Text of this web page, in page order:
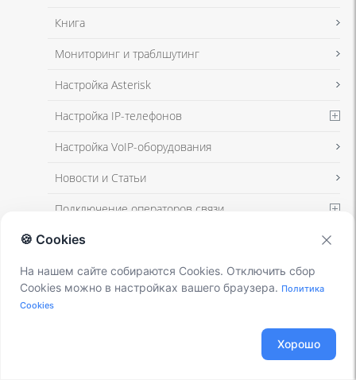
Книга
Мониторинг и траблшутинг
Настройка Asterisk
Настройка IP-телефонов
Настройка VoIP-оборудования
Новости и Статьи
Подключение операторов связи
Разработка под Asterisk
Установка Asterisk
🍪 Cookies
На нашем сайте собираются Cookies. Отключить сбор
Cookies можно в настройках вашего браузера. Политика
Cookies
Хорошо